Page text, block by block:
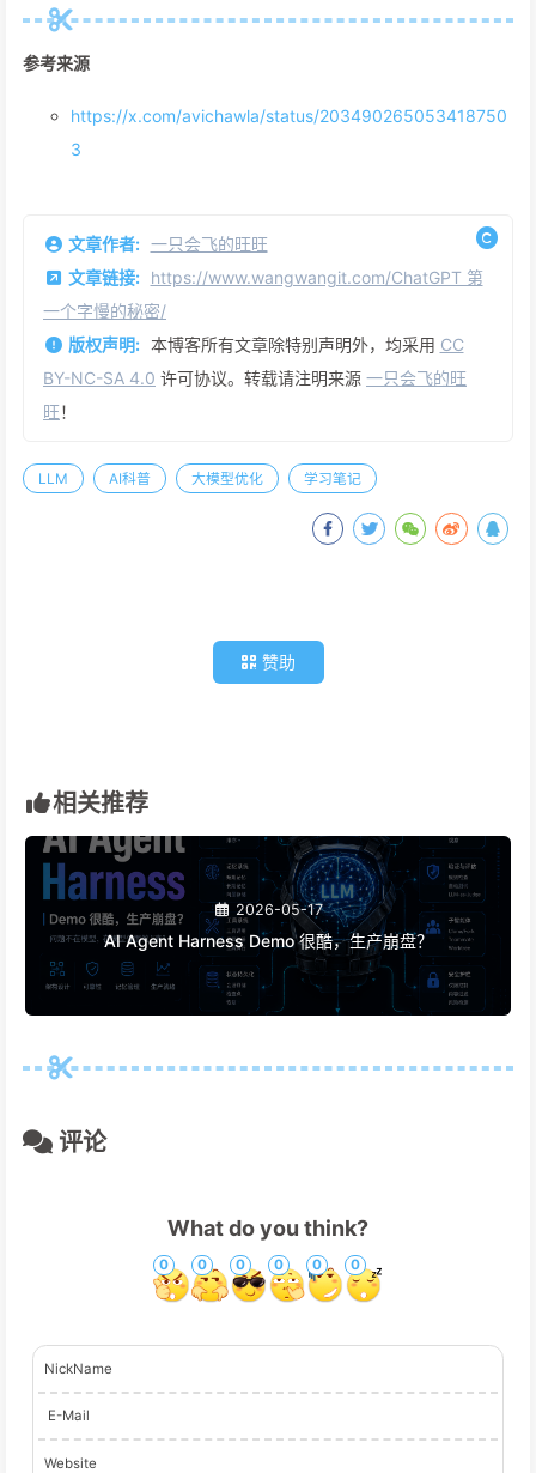
参考来源
https://x.com/avichawla/status/203490265053418750
3
文章作者: 一只会飞的旺旺
文章链接: https://www.wangwangit.com/ChatGPT 第
一个字慢的秘密/
版权声明: 本博客所有文章除特别声明外，均采用 CC
BY-NC-SA 4.0 许可协议。转载请注明来源 一只会飞的旺
旺！
LLM AI科普 大模型优化 学习笔记
赞助
相关推荐
2026-05-17
AI Agent Harness Demo 很酷，生产崩盘？
评论
What do you think?
0 0 0 0 0 0
NickName
E-Mail
Website